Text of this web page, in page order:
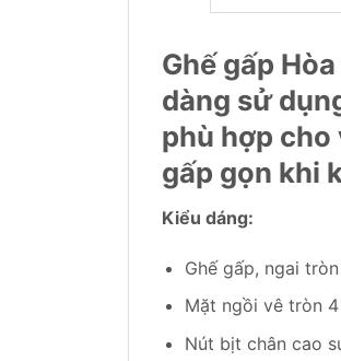
Ghế gấp
dàng sử
phù hợp
gấp gọn khi
Kiểu dáng:
Ghế gấp, ngai
Mặt ngồi vê tròn
Nút bịt chân cao